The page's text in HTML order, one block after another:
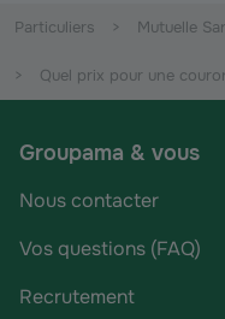
Particuliers Mutuelle
Quel prix pour une
Groupama & vous
Nous contacter
Vos questions (FAQ)
Recrutement